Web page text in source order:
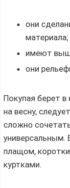
они
материала;
имеют
они
Покупая берет в
на весну,
сложно
универсальным.
плащом,
куртками.